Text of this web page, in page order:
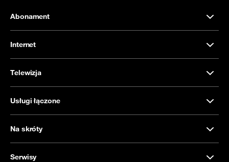
Abonament
Internet
Telewizja
Usługi łączone
Na skróty
Serwisy